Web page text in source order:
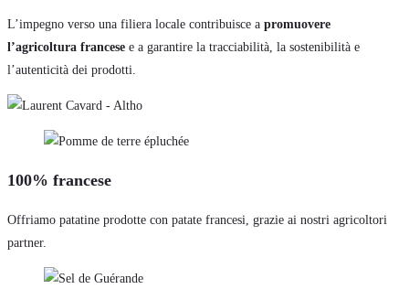
L’impegno verso una filiera locale contribuisce a promuovere
l’agricoltura francese e a garantire la tracciabilità, la sostenibilità e
l’autenticità dei prodotti.
100% francese
Offriamo patatine prodotte con patate francesi, grazie ai nostri agricoltori
partner.